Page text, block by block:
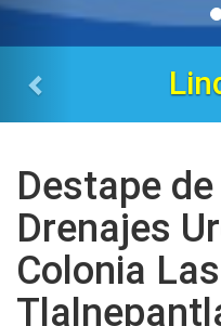
Destape
Drenajes
Colonia